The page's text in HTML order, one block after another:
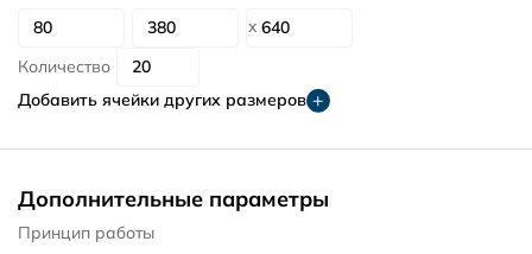
Количество
Добавить ячейки других размеров
Дополнительные параметры
Принцип работы